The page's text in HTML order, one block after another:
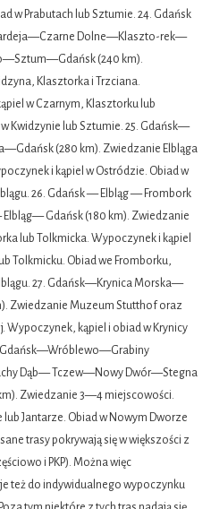
w Prabutach lub Sztumie. 24. Gdańsk
Dolne—Klaszto-rek—
(240 km).
Klasztorka i Trzciana.
w Czarnym, Klasztorku lub
Kwidzynie lub Sztumie. 25. Gdańsk—
(280 km). Zwiedzanie Elbląga
i kąpiel w Ostródzie. Obiad w
26. Gdańsk — Elbląg — Frombork
Gdańsk (180 km). Zwiedzanie
lub Tolkmicka. Wypoczynek i kąpiel
Tolkmicku. Obiad we Fromborku,
27. Gdańsk—Krynica Morska—
Zwiedzanie Muzeum Stutthof oraz
Wypoczynek, kąpiel i obiad w Krynicy
Gdańsk—Wróblewo—Grabiny
Dąb— Tczew—Nowy Dwór—Stegna
Zwiedzanie 3—4 miejscowości.
lub Jantarze. Obiad w Nowym Dworze
trasy pokrywają się w większości z
i PKP). Można więc
też do indywidualnego wypoczynku